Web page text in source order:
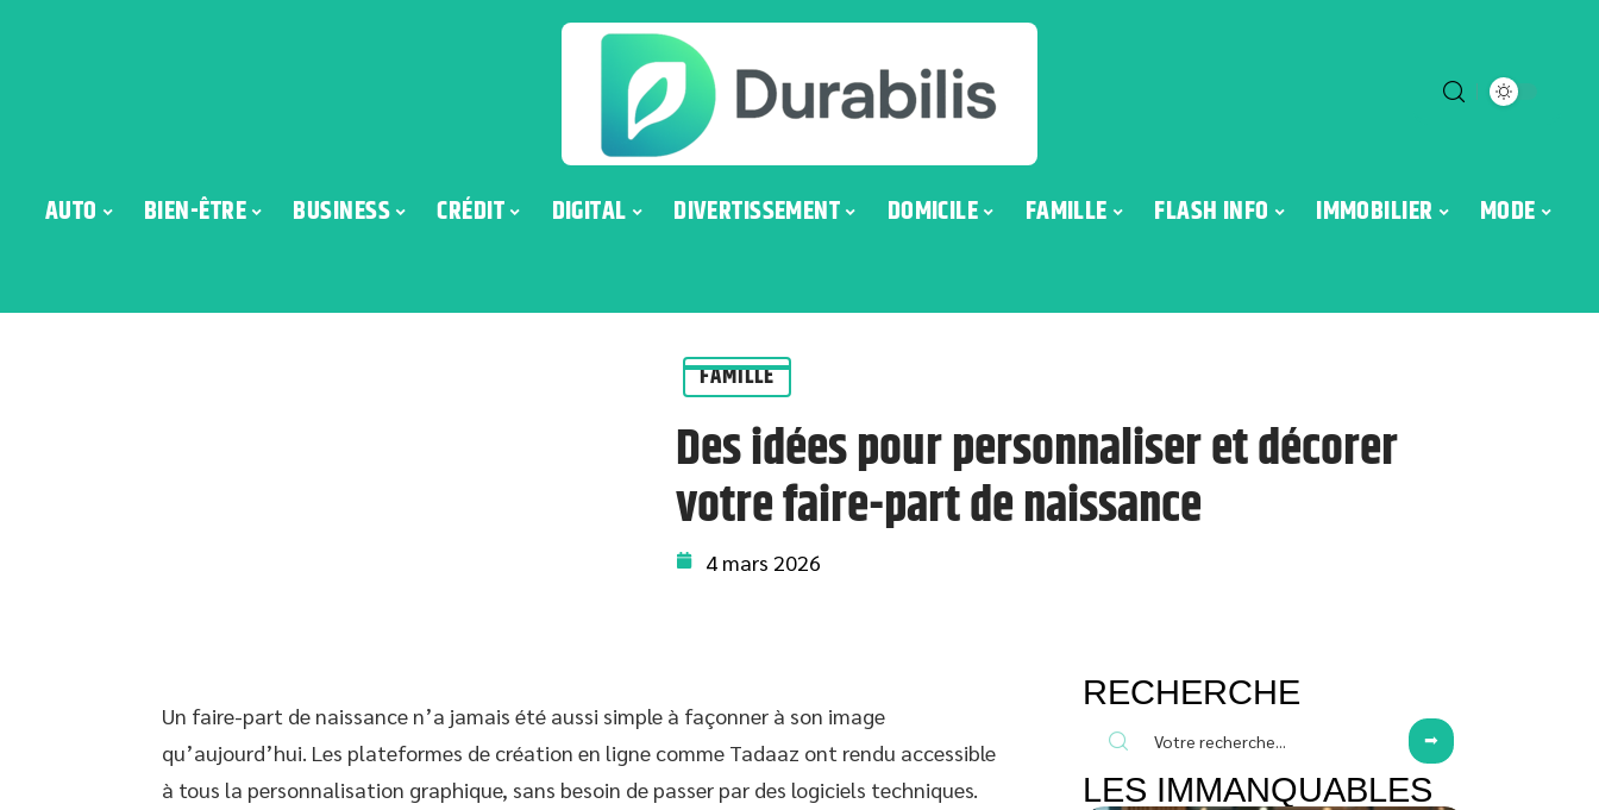
AUTO BIEN-ÊTRE BUSINESS CRÉDIT DIGITAL DIVERTISSEMENT DOMICILE FAMILLE FLASH INFO IMMOBILIER MODE
FAMILLE
Des idées pour personnaliser et décorer
votre faire-part de naissance
4 mars 2026
Un faire-part de naissance n’a jamais été aussi simple à façonner à son image
qu’aujourd’hui. Les plateformes de création en ligne comme Tadaaz ont rendu accessible
à tous la personnalisation graphique, sans besoin de passer par des logiciels techniques.
RECHERCHE
LES IMMANQUABLES